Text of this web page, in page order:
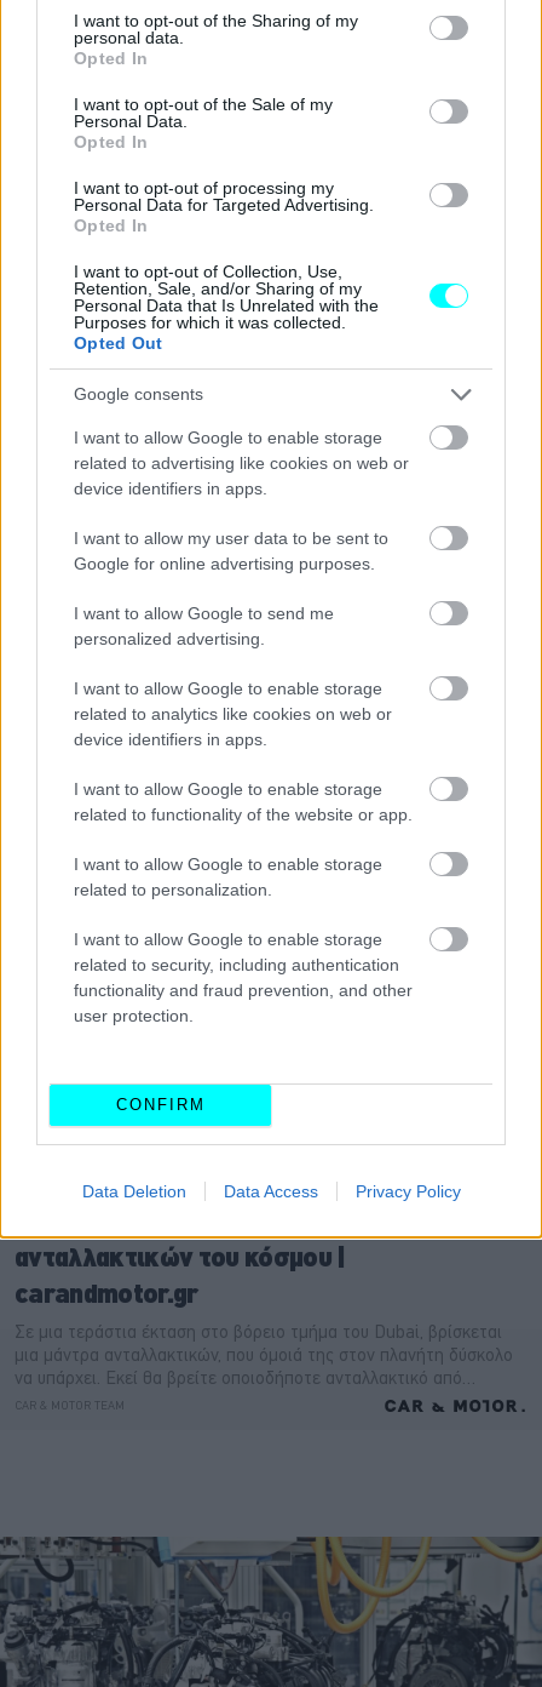
not limited to your visit or usage behaviour. You may click to
grant or deny consent to Google and its third-party tags to
use your data for below specified purposes in below Google
consent section.
I want to opt-out of the Sharing of my
personal data.
Opted In
I want to opt-out of the Sale of my
Personal Data.
Opted In
I want to opt-out of processing my
Personal Data for Targeted Advertising.
Opted In
I want to opt-out of Collection, Use,
Retention, Sale, and/or Sharing of my
Personal Data that Is Unrelated with the
Purposes for which it was collected.
Opted Out
Google consents
I want to allow Google to enable storage
related to advertising like cookies on web or
device identifiers in apps.
I want to allow my user data to be sent to
Google for online advertising purposes.
I want to allow Google to send me
personalized advertising.
I want to allow Google to enable storage
related to analytics like cookies on web or
device identifiers in apps.
I want to allow Google to enable storage
related to functionality of the website or app.
I want to allow Google to enable storage
related to personalization.
I want to allow Google to enable storage
related to security, including authentication
functionality and fraud prevention, and other
user protection.
CONFIRM
Data Deletion Data Access Privacy Policy
Μια έρευνα που είδε διεξαχθεί το όχι και τόσο μακρινό
2021 προέβλεπε ότι η μετάβαση της
αυτοκινητοβιομηχανίας στην ηλεκτροκίνηση
πρόκειται
να «κοστίσει» 65.000 θέσεις εργασίας στον
συγκεκριμένο κλάδο, αριθμός που δεν απέχει από τη
σκληρή πραγματικότητα που βιώνουν τα τελευταία
άλλον τρόπο στην παραγωγή οχημάτων.